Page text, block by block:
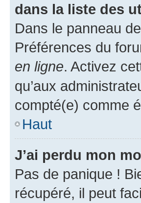
dans la liste des
Dans le panneau
Préférences du
en ligne. Activez
qu’aux
compté(e) comme
Haut
J’ai perdu mon
Pas de panique !
récupéré, il peut